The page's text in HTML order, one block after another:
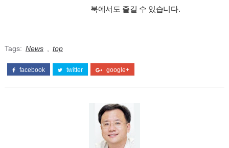
북에서도 즐길 수 있습니다.
Tags: News top
facebook twitter google+